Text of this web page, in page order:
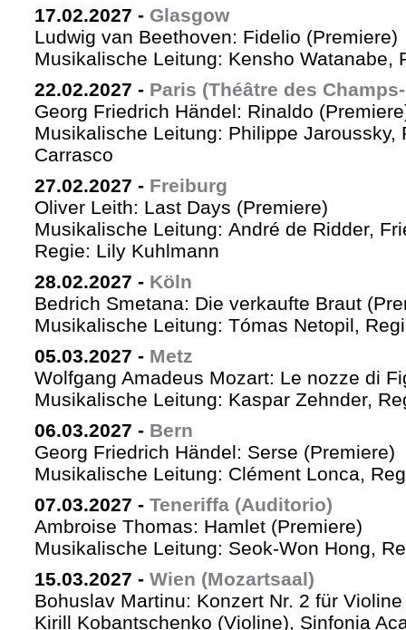
17.02.2027 - Glasgow
Ludwig van Beethoven: Fidelio (Premiere)
Musikalische Leitung: Kensho Watanabe,
22.02.2027 - Paris (Théâtre des
Georg Friedrich Händel: Rinaldo
Musikalische Leitung: Philippe Jaroussky,
Carrasco
27.02.2027 - Freiburg
Oliver Leith: Last Days (Premiere)
Musikalische Leitung: André de Ridder,
Regie: Lily Kuhlmann
28.02.2027 - Köln
Bedrich Smetana: Die verkaufte Braut
Musikalische Leitung: Tómas Netopil,
05.03.2027 - Metz
Wolfgang Amadeus Mozart: Le nozze di
Musikalische Leitung: Kaspar Zehnder,
06.03.2027 - Bern
Georg Friedrich Händel: Serse (Premiere)
Musikalische Leitung: Clément Lonca,
07.03.2027 - Teneriffa (Auditorio)
Ambroise Thomas: Hamlet (Premiere)
Musikalische Leitung: Seok-Won Hong,
15.03.2027 - Wien (Mozartsaal)
Bohuslav Martinu: Konzert Nr. 2 für
Kirill Kobantschenko (Violine), Sinfonia